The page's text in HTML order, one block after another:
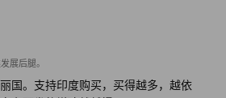
展后腿。
国。支持印度购买，买得越多，越依